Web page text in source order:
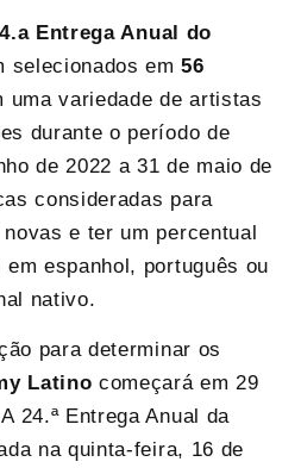
aEntrega Anual do
selecionados em 56
uma variedade de artistas
durante o período de
de 2022 a 31 de maio de
consideradas para
e ter um percentual
espanhol, português ou
nativo.
para determinar os
Latinocomeçará em 29
24.ª Entrega Anual da
na quinta-feira, 16 de